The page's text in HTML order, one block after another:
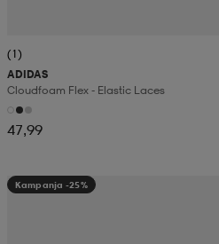
(1)
ADIDAS
Cloudfoam Flex - Elastic Laces
47,99
Kampanja -25%